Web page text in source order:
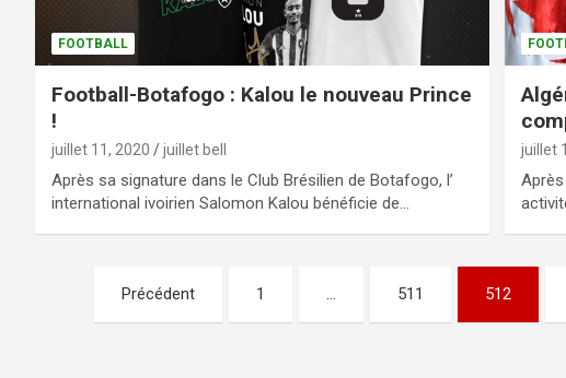
FOOTBALL
Football-Botafogo : Kalou le nouveau Prince
!
juillet 11, 2020 juillet bell
Après sa signature dans le Club Brésilien de Botafogo, l’
international ivoirien Salomon Kalou bénéficie de…
juillet
Précédent 1 … 511 512